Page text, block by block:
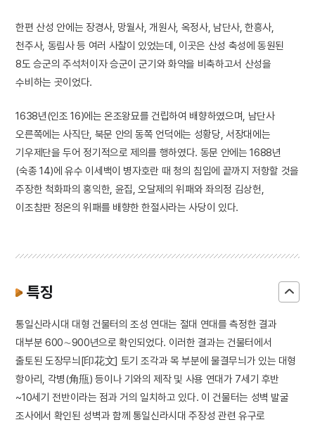
한편 산성 안에는 장경사, 망월사, 개원사, 옥정사, 남단사, 한흥사,
천주사, 동림사 등 여러 사찰이 있었는데, 이곳은 산성 축성에 동원된
8도 승군의 주석처이자 승군이 군기와 화약을 비축하고서 산성을
수비하는 곳이었다.
1638년(인조 16)에는 온조왕묘를 건립하여 배향하였으며, 남단사
오른쪽에는 사직단, 북문 안의 동쪽 언덕에는 성황당, 서장대에는
기우제단을 두어 정기적으로 제의를 행하였다. 동문 안에는 1688년
(숙종 14)에 유수 이세백이 병자호란 때 청의 침입에 끝까지 저항할 것을
주장한 척화파의 홍익한, 윤집, 오달제의 위패와 좌의정 김상헌,
이조참판 정온의 위패를 배향한 한절사라는 사당이 있다.
특징
통일신라시대 대형 건물터의 조성 연대는 절대 연대를 측정한 결과
대부분 600∼900년으로 확인되었다. 이러한 결과는 건물터에서
출토된 도장무늬[印花文] 토기 조각과 목 부분에 물결무늬가 있는 대형
항아리, 각병(角甁) 등이나 기와의 제작 및 사용 연대가 7세기 후반
~10세기 전반이라는 점과 거의 일치하고 있다. 이 건물터는 성벽 발굴
조사에서 확인된 성벽과 함께 통일신라시대 주장성 관련 유구로